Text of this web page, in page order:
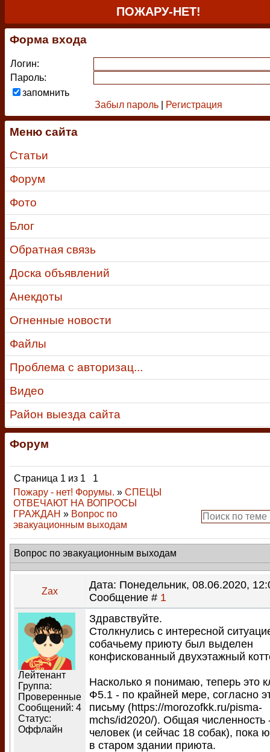
ПОЖАРУ-НЕТ!
Форма входа
Логин:
Пароль:
запомнить
Забыл пароль
Регистрация
Меню сайта
Статьи
Форум
Фото
Блог
Обратная связь
Доска объявлений
Анекдоты
Огненные новости
Файлы
Проблема с авторизац...
Видео
Район выезда сайта
Форум
Страница 1 из 1
1
Пожару - нет! Форумы. » СПЕЦЫ
ОТВЕЧАЮТ НА ВОПРОСЫ
ГРАЖДАН » Вопрос по
эвакуационным выходам
Вопрос по эвакуационным выходам
Zax
Дата: Понедельник, 08.06.2020,
Сообщение # 1
Лейтенант
Группа:
Проверенные
Сообщений: 4
Статус:
Оффлайн
Здравствуйте.
Столкнулись с интересной
собачьему приюту был выделен
конфискованный двухэтажный
Насколько я понимаю, теперь это
Ф5.1 - по крайней мере, согласно
письму (https://morozofkk.ru/pisma-
mchs/id2020/). Общая численность
человек (и сейчас 18 собак), пока
в старом здании приюта.